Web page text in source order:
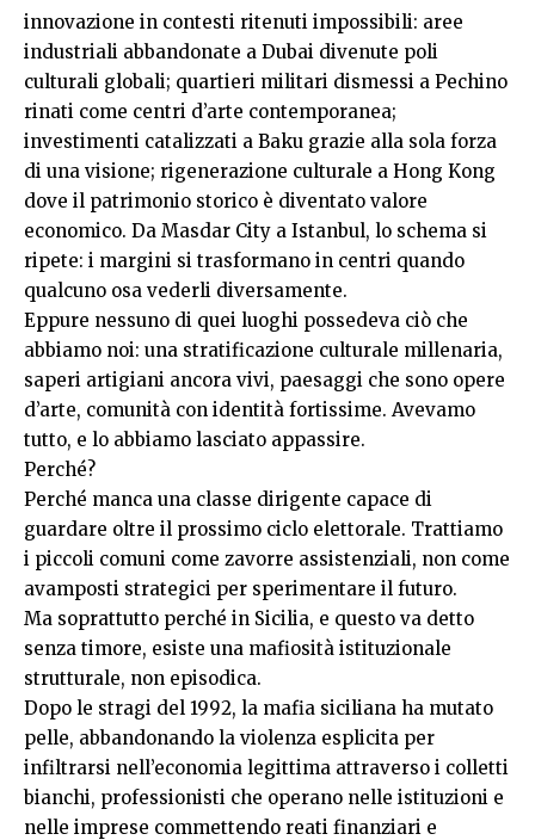
innovazione in contesti ritenuti impossibili: aree
industriali abbandonate a Dubai divenute poli
culturali globali; quartieri militari dismessi a Pechino
rinati come centri d’arte contemporanea;
investimenti catalizzati a Baku grazie alla sola forza
di una visione; rigenerazione culturale a Hong Kong
dove il patrimonio storico è diventato valore
economico. Da Masdar City a Istanbul, lo schema si
ripete: i margini si trasformano in centri quando
qualcuno osa vederli diversamente.
Eppure nessuno di quei luoghi possedeva ciò che
abbiamo noi: una stratificazione culturale millenaria,
saperi artigiani ancora vivi, paesaggi che sono opere
d’arte, comunità con identità fortissime. Avevamo
tutto, e lo abbiamo lasciato appassire.
Perché?
Perché manca una classe dirigente capace di
guardare oltre il prossimo ciclo elettorale. Trattiamo
i piccoli comuni come zavorre assistenziali, non come
avamposti strategici per sperimentare il futuro.
Ma soprattutto perché in Sicilia, e questo va detto
senza timore, esiste una mafiosità istituzionale
strutturale, non episodica.
Dopo le stragi del 1992, la mafia siciliana ha mutato
pelle, abbandonando la violenza esplicita per
infiltrarsi nell’economia legittima attraverso i colletti
bianchi, professionisti che operano nelle istituzioni e
nelle imprese commettendo reati finanziari e